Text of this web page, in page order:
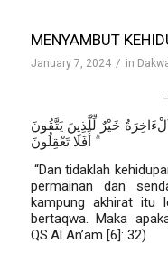
MENYAMBUT
January 7, 2024 / in
ٱلْءَاخِرَةُ خَيْرٌ لِّلَّذِينَ يَتَّقُونَ
ۗ أَفَلَا تَعْقِلُونَ
“Dan tidaklah
permainan dan
kampung akhirat itu
bertaqwa. Maka
QS.Al An’am [6]: 32)